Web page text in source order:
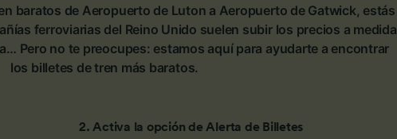
baratos de Aeropuerto de Luton a Aeropuerto de Gatwick, estás
ferroviarias del Reino Unido suelen subir los precios a medida
Pero no te preocupes: estamos aquí para ayudarte a encontrar
los billetes de tren más baratos.
2. Activa la opción de Alerta de Billetes